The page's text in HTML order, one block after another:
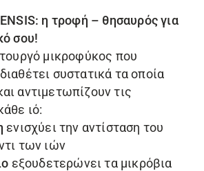
: η τροφή – θησαυρός για
σου!
μικροφύκος που
συστατικά τα οποία
αντιμετωπίζουν τις
ιό:
ενισχύει την αντίσταση του
των ιών
εξουδετερώνει τα μικρόβια